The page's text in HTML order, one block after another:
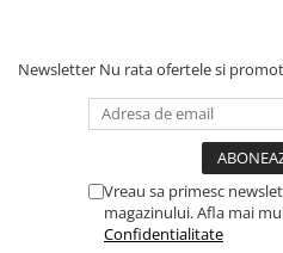
Newsletter Nu rata ofertele si
Vreau sa primesc
magazinului. Afla mai
Confidentialitate